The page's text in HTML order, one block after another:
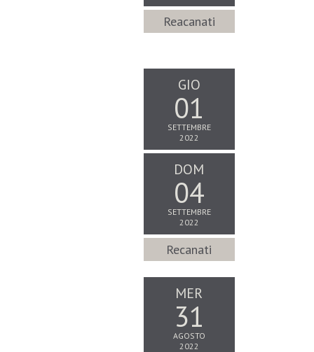
Reacanati
GIO
01
SETTEMBRE
2022
DOM
04
SETTEMBRE
2022
Recanati
MER
31
AGOSTO
2022